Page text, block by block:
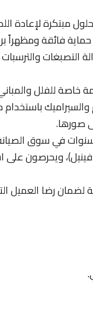
مبتكرة لإعادة
فائقة ومظهراً
التصبغات والترسبات
للفلل
صورها.
لدينا فنيون يمتلكون خبرة تتجاوز الـ 10 سنوات في سوق
فينيل)، ويحرصون على
لضمان رضا العميل